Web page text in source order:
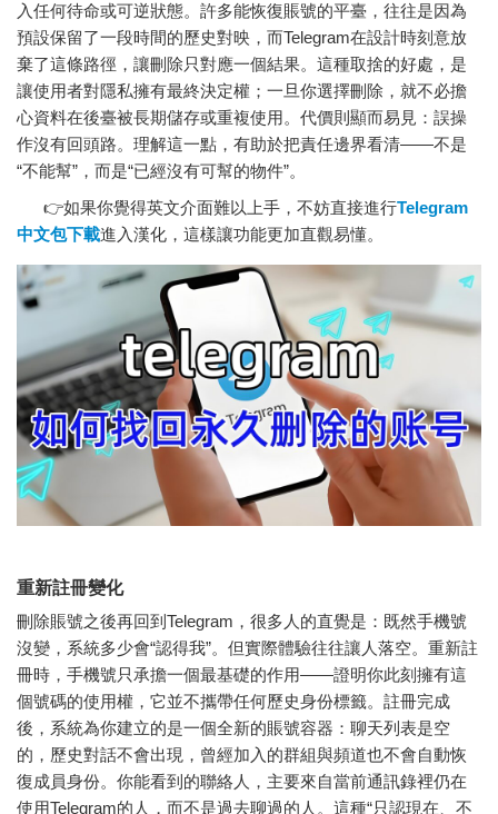
入任何待命或可逆狀態。許多能恢復賬號的平臺，往往是因為
預設保留了一段時間的歷史對映，而Telegram在設計時刻意放
棄了這條路徑，讓刪除只對應一個結果。這種取捨的好處，是
讓使用者對隱私擁有最終決定權；一旦你選擇刪除，就不必擔
心資料在後臺被長期儲存或重複使用。代價則顯而易見：誤操
作沒有回頭路。理解這一點，有助於把責任邊界看清——不是
“不能幫”，而是“已經沒有可幫的物件”。
👉如果你覺得英文介面難以上手，不妨直接進行Telegram
中文包下載進入漢化，這樣讓功能更加直觀易懂。
重新註冊變化
刪除賬號之後再回到Telegram，很多人的直覺是：既然手機號
沒變，系統多少會“認得我”。但實際體驗往往讓人落空。重新註
冊時，手機號只承擔一個最基礎的作用——證明你此刻擁有這
個號碼的使用權，它並不攜帶任何歷史身份標籤。註冊完成
後，系統為你建立的是一個全新的賬號容器：聊天列表是空
的，歷史對話不會出現，曾經加入的群組與頻道也不會自動恢
復成員身份。你能看到的聯絡人，主要來自當前通訊錄裡仍在
使用Telegram的人，而不是過去聊過的人。這種“只認現在、不